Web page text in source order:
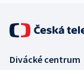
Divácké centrum